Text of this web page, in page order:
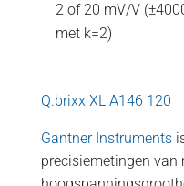
2 of 20 mV/V
met k=2)
Q.brixx XL A146 120
Gantner Instruments
precisiemetingen van